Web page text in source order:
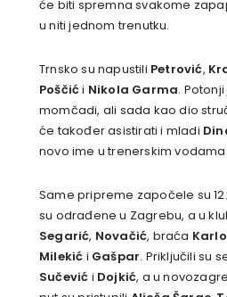
će biti spremna svakome
u niti jednom trenutku.
Trnsko su napustili Petrović,
Poščići Nikola Garma.
momčadi, ali sada kao dio
će također asistirati i mladi
novo ime u trenerskim vodama.
Same pripreme započele su
su odrađene u Zagrebu, a u
Segarić, Novačić, braća Karlo
Milekić i Gašpar. Priključili su
Sučević i Dojkić, a u